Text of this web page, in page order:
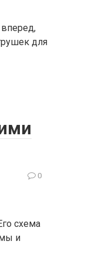
для
0
схема
мы и